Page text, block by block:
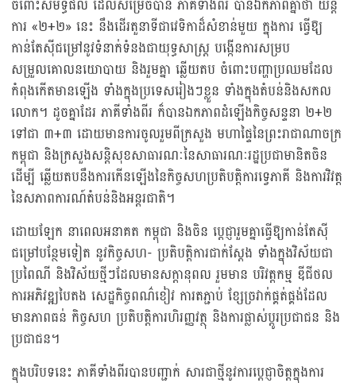
ចំពោះសមិទ្ធផល ដែលសម្រេចបាន ភាគីទាំងពីរ បានឯកភាពគ្នាថា យន្ត
ការ «២+២» នេះ នឹងដើរតួនាទីជាវេទិកាដ៏សំខាន់មួយ ក្នុងការ ធ្វើឱ្យ
កាន់តែស៊ីជម្រៅនូវទំនាក់ទំនងជាយុទ្ធសាស្ត្រ បង្កើនការសម្រប
សម្រួលគោលនយោបាយ និងរួមគ្នា ឆ្លើយតប ចំពោះបញ្ហាប្រឈមដែល
កំពុងកើតមានឡើង ទាំងក្នុងប្រទេសរៀងៗខ្លួន ទាំងក្នុងតំបន់និងសកល
លោក។ ដូចគ្នាដែរ ភាគីទាំងពីរ ក៏បានឯកភាពដំឡើងកិច្ចសន្ទនា ២+២
ទៅជា ៣+៣ ដោយមានការចូលរួមពីក្រសួង មហាផ្ទៃនៃព្រះរាជាណាចក្រ
កម្ពុជា និងក្រសួងសន្តិសុខសាធារណៈនៃសាធារណៈរដ្ឋប្រជាមានិតចិន
ដើម្បី ឆ្លើយតបនឹងការកើនឡើងនៃកិច្ចសហប្រតិបត្តិការទ្វេភាគី និងការវិវត្ត
នៃសភាពការណ៍តំបន់និងអន្តរជាតិ។
ដោយឡែក នាពេលអនាគត កម្ពុជា និងចិន ប្ដេជ្ញារួមគ្នាធ្វើឱ្យកាន់តែស៊ី
ជម្រៅបន្ថែមទៀត នូវកិច្ចសហ- ប្រតិបត្តិការជាក់ស្តែង ទាំងក្នុងវិស័យជា
ប្រពៃណី និងវិស័យថ្មីៗដែលមានសក្តានុពល រួមមាន បរិវត្តកម្ម ឌីជីថល
ការអភិវឌ្ឍបៃតង សេដ្ឋកិច្ចពណ៌ខៀវ ការតភ្ជាប់ ខ្សែច្រវាក់ផ្គត់ផ្គង់ដែល
មានភាពធន់ កិច្ចសហ ប្រតិបត្តិការហិរញ្ញវត្ថុ និងការផ្លាស់ប្តូរប្រជាជន និង
ប្រជាជន។
ក្នុងបរិបទនេះ ភាគីទាំងពីរបានបញ្ជាក់ សារជាថ្មីនូវការប្តេជ្ញាចិត្តក្នុងការ